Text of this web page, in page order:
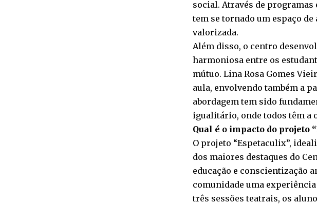
social. Através de
tem se tornado um espaço
valorizada.
Além disso, o centro
harmoniosa entre os
mútuo. Lina Rosa Gomes
aula, envolvendo também a
abordagem tem sido
igualitário, onde todos têm a
Qual é o impacto do projeto
O projeto “Espetaculix”,
dos maiores destaques do
educação e conscientização
comunidade uma
três sessões teatrais, os